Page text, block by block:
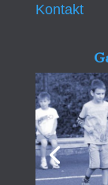
Kontakt